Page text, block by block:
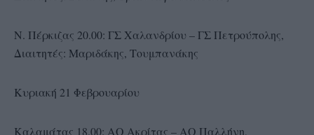
Ν. Πέρκιζας 20.00: ΓΣ Χαλανδρίου – ΓΣ Πετρούπολης,
Διαιτητές: Μαριδάκης, Τουμπανάκης
Κυριακή 21 Φεβρουαρίου
Καλαμάτας 18.00: ΑΟ Ακρίτας – ΑΟ Παλλήνη,